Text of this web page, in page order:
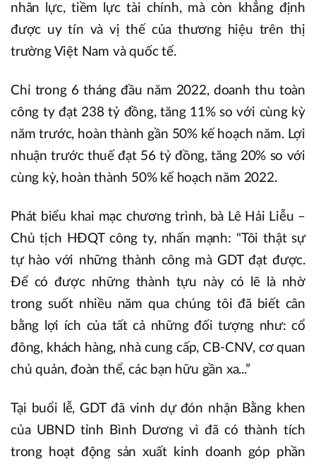
nhân lực, tiềm lực tài chính, mà còn khẳng định
được uy tín và vị thế của thương hiệu trên thị
trường Việt Nam và quốc tế.
Chỉ trong 6 tháng đầu năm 2022, doanh thu toàn
công ty đạt 238 tỷ đồng, tăng 11% so với cùng kỳ
năm trước, hoàn thành gần 50% kế hoạch năm. Lợi
nhuận trước thuế đạt 56 tỷ đồng, tăng 20% so với
cùng kỳ, hoàn thành 50% kế hoạch năm 2022.
Phát biểu khai mạc chương trình, bà Lê Hải Liễu –
Chủ tịch HĐQT công ty, nhấn mạnh: "Tôi thật sự
tự hào với những thành công mà GDT đạt được.
Để có được những thành tựu này có lẽ là nhờ
trong suốt nhiều năm qua chúng tôi đã biết cân
bằng lợi ích của tất cả những đối tượng như: cổ
đông, khách hàng, nhà cung cấp, CB-CNV, cơ quan
chủ quản, đoàn thể, các bạn hữu gần xa...”
Tại buổi lễ, GDT đã vinh dự đón nhận Bằng khen
của UBND tỉnh Bình Dương vì đã có thành tích
trong hoạt động sản xuất kinh doanh góp phần